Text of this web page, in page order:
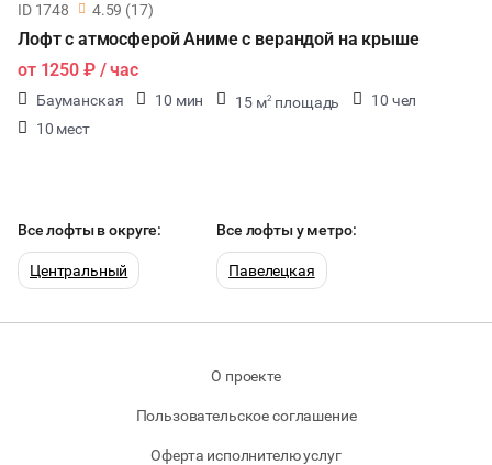
ID 1748 4.59 (17)
Лофт с атмосферой Аниме с верандой на крыше
от 1250 ₽/ час
Бауманская 10 мин 15 м2 площадь
10 чел
10 мест
Все лофты в округе:
Центральный
Все лофты у метро:
Павелецкая
О проекте
Пользовательское соглашение
Оферта исполнителю услуг